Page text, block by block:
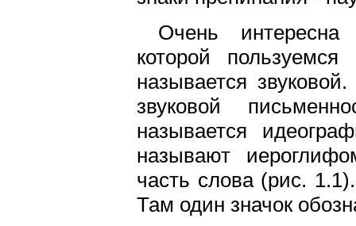
Очень интересна
которой
называется
звуковой
называется
называют
часть слова (рис.
Там один значок